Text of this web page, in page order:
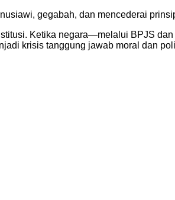
gegabah, dan mencederai
Ketika negara—melalui BPJS
krisis tanggung jawab moral dan